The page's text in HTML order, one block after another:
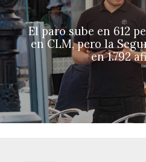
El paro sube en 612
en CLM, pero la
en 1.792